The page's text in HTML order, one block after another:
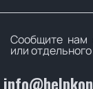
Сообщите нам
или